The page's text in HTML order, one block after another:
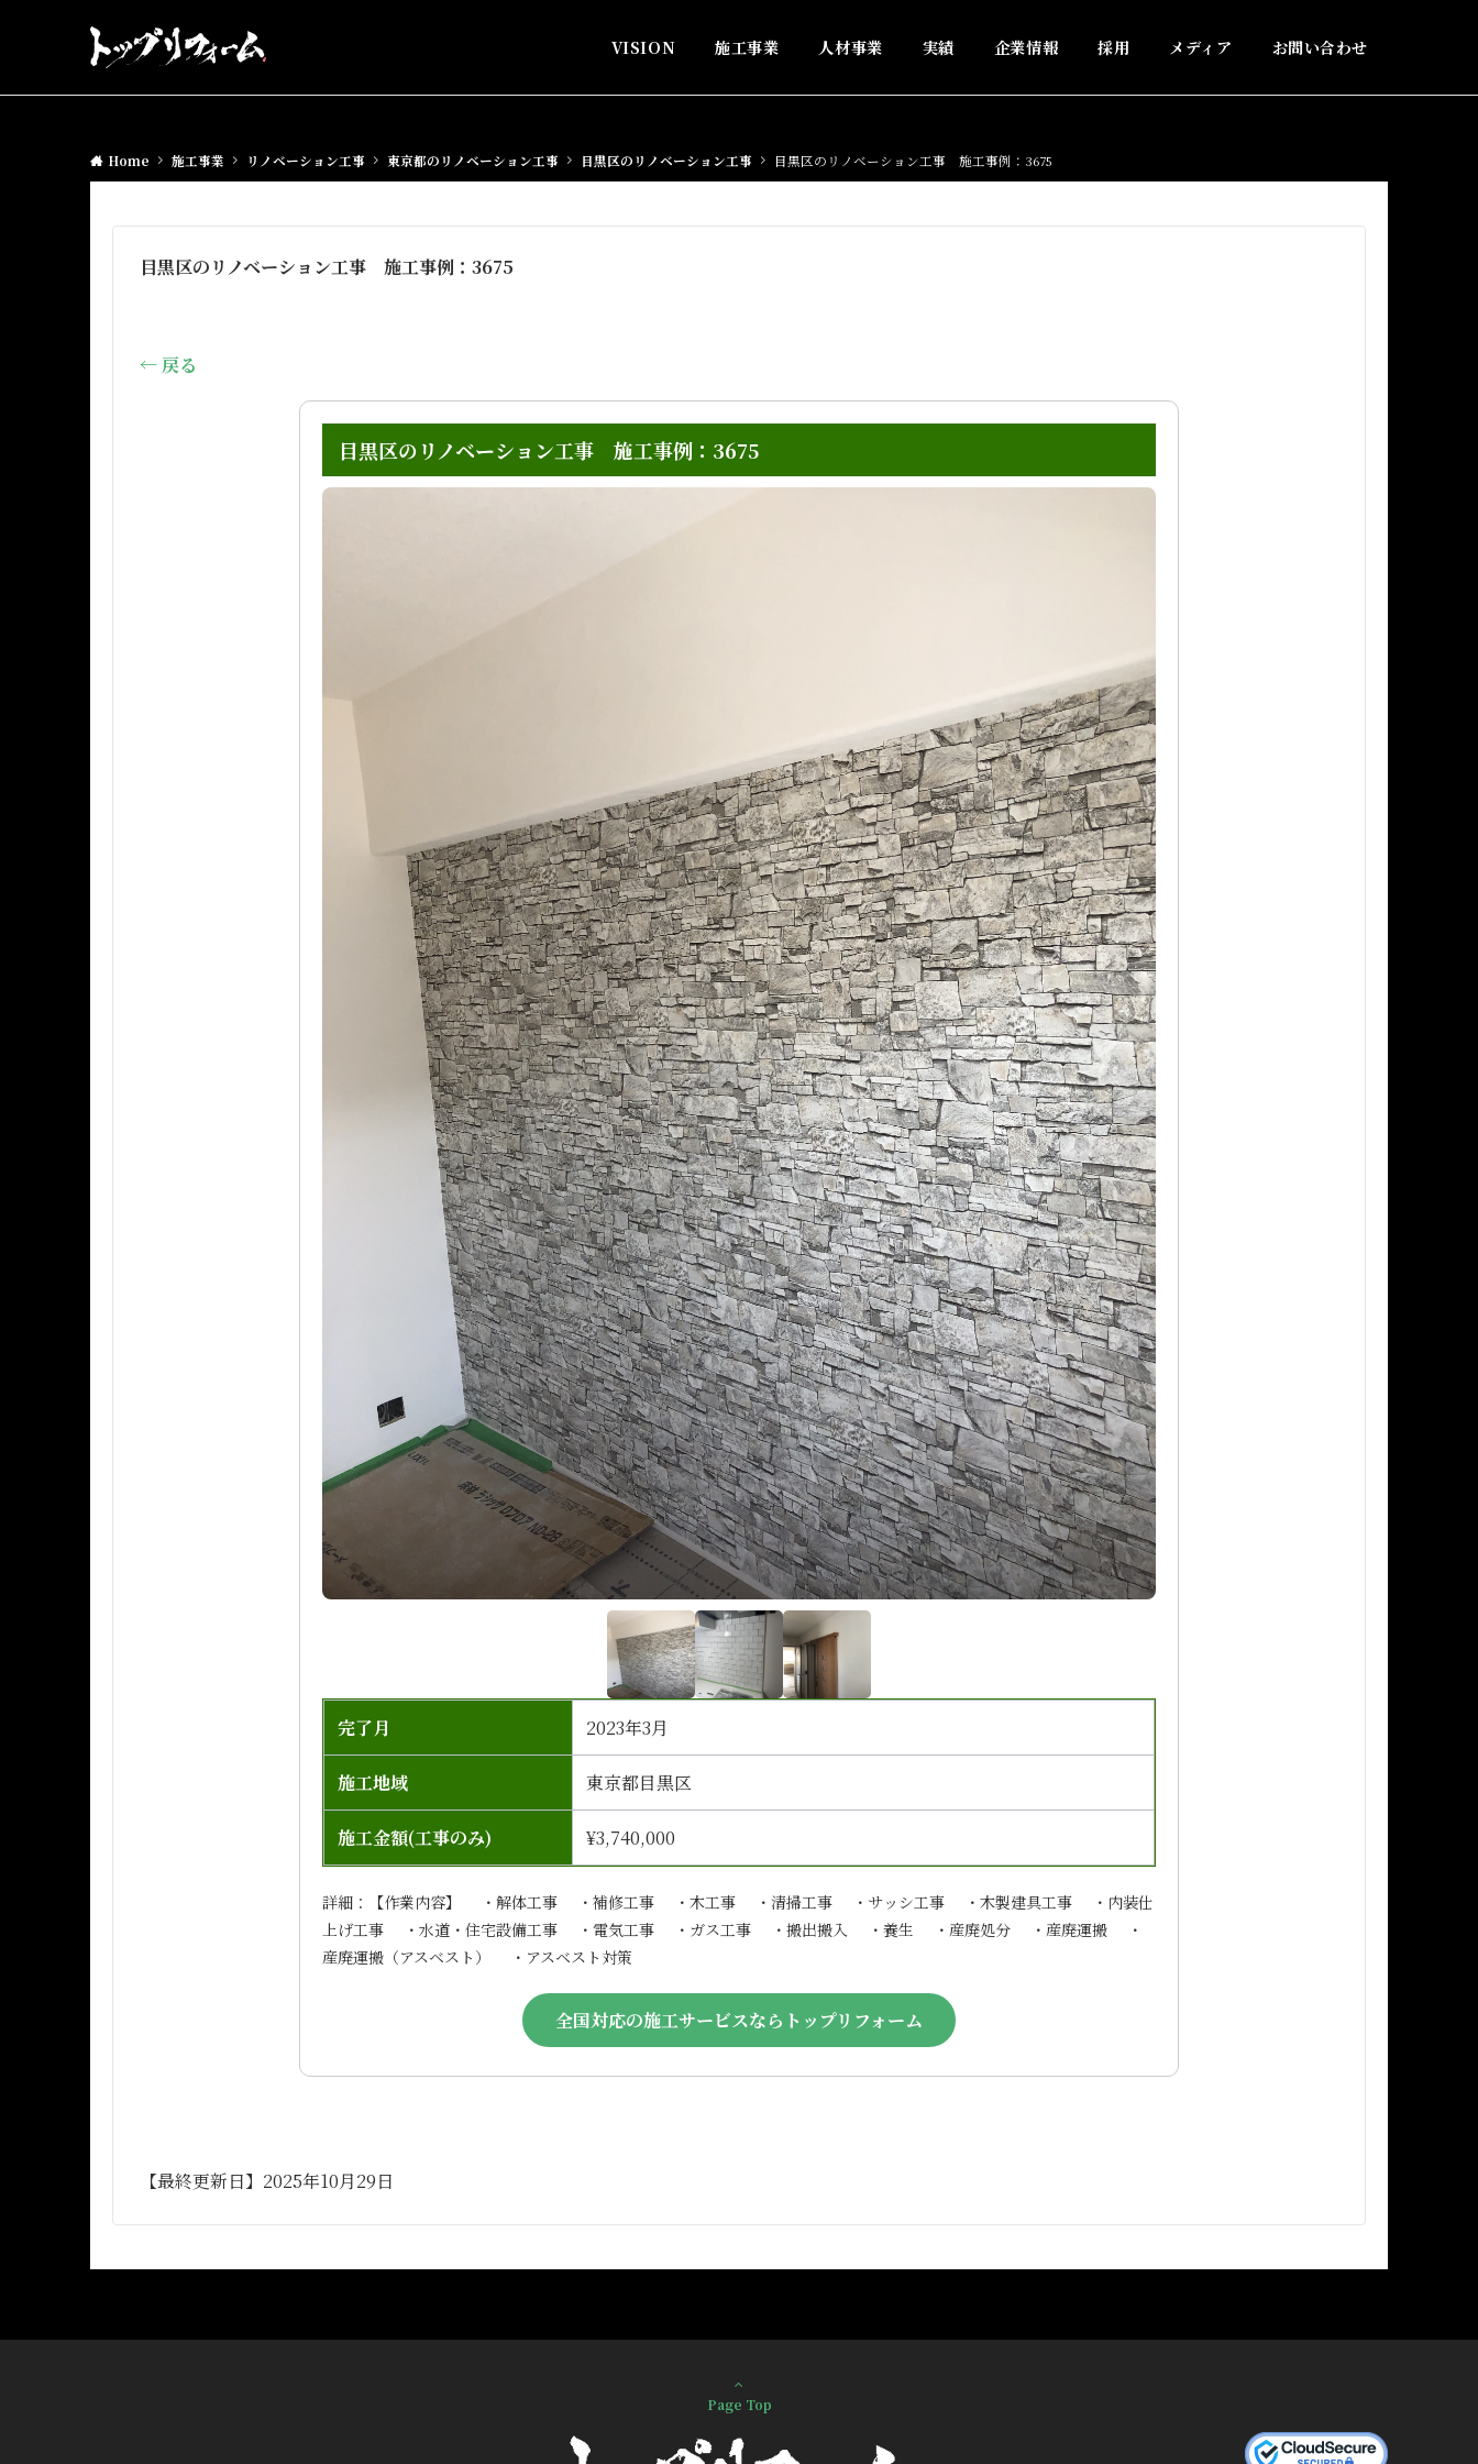
VISION 施工事業 人材事業 実績 企業情報 採用 メディア お問い合わせ
Home 施工事業 リノベーション工事 東京都のリノベーション工事 目黒区のリノベーション工事 目黒区のリノベーション工事 施工事例：3675
目黒区のリノベーション工事 施工事例：3675
← 戻る
目黒区のリノベーション工事 施工事例：3675
完了月 2023年3月
施工地域 東京都目黒区
施工金額(工事のみ) ¥3,740,000
詳細：【作業内容】 ・解体工事 ・補修工事 ・木工事 ・清掃工事 ・サッシ工事 ・木製建具工事 ・内装仕
上げ工事 ・水道・住宅設備工事 ・電気工事 ・ガス工事 ・搬出搬入 ・養生 ・産廃処分 ・産廃運搬 ・
産廃運搬（アスベスト） ・アスベスト対策
全国対応の施工サービスならトップリフォーム
【最終更新日】2025年10月29日
Page Top